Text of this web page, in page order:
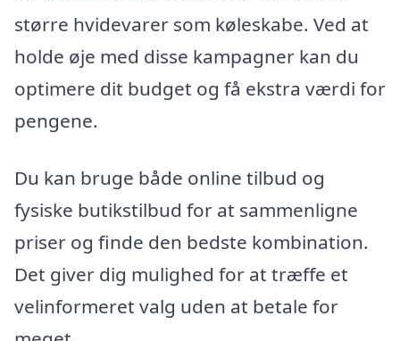
større hvidevarer som køleskabe. Ved at
holde øje med disse kampagner kan du
optimere dit budget og få ekstra værdi for
pengene.
Du kan bruge både online tilbud og
fysiske butikstilbud for at sammenligne
priser og finde den bedste kombination.
Det giver dig mulighed for at træffe et
velinformeret valg uden at betale for